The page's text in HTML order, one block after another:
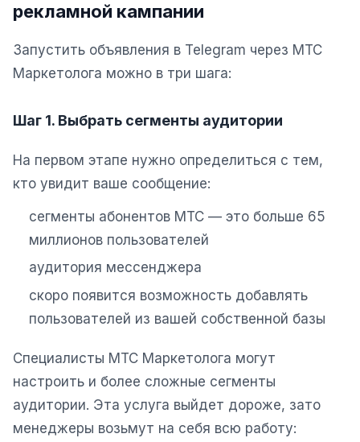
SEO-тексты
Контент для соцсетей
Статьи и блоги
Рекламные ролики
Корпоративные видео
Видео-инфографика
Google Analytics
Яндекс.Метрика
Настройка систем аналитики
рекламной кампании
Запустить объявления в Telegram через МТС
Маркетолога можно в три шага:
Шаг 1. Выбрать сегменты аудитории
На первом этапе нужно определиться с тем,
кто увидит ваше сообщение:
сегменты абонентов МТС — это больше 65
миллионов пользователей
аудитория мессенджера
скоро появится возможность добавлять
пользователей из вашей собственной базы
Специалисты МТС Маркетолога могут
настроить и более сложные сегменты
аудитории. Эта услуга выйдет дороже, зато
менеджеры возьмут на себя всю работу: